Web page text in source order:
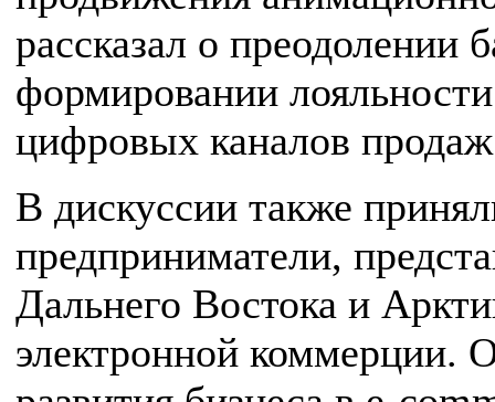
рассказал о преодолении
формировании
цифровых каналов
В дискуссии также
предприниматели,
Дальнего Востока и
электронной коммерции.